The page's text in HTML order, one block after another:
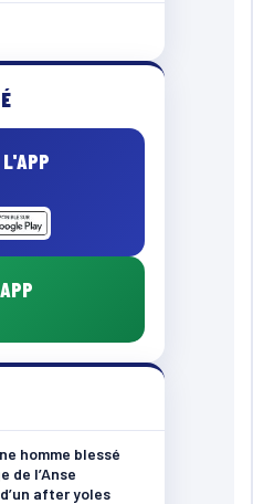
L'APP
homme blessé
de l’Anse
after yoles